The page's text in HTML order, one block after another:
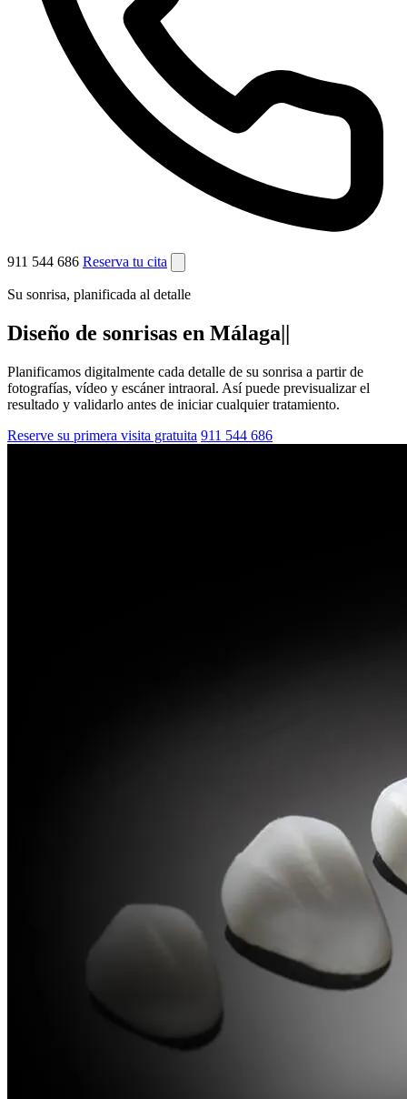
911 544 686 Reserva tu cita
Su sonrisa, planificada al detalle
Diseño de sonrisas en Málaga||
Planificamos digitalmente cada detalle de su sonrisa a partir de
fotografías, vídeo y escáner intraoral. Así puede previsualizar el
resultado y validarlo antes de iniciar cualquier tratamiento.
Reserve su primera visita gratuita 911 544 686